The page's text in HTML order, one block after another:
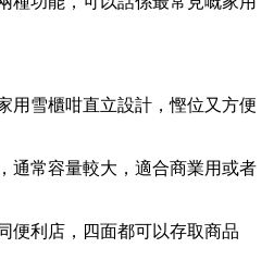
用雪櫃咁直立設計，慳位又方便
通常容量較大，適合商業用或者
便利店，四面都可以存取商品